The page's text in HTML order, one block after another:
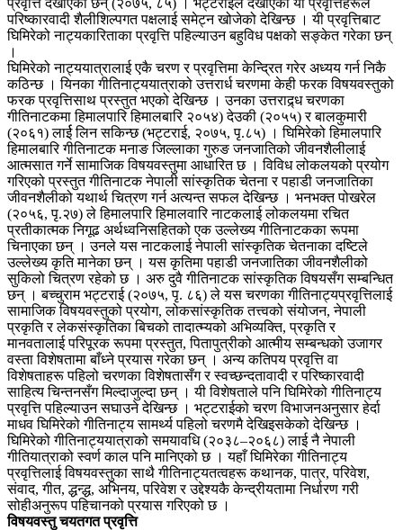
परिष्कारवादी शैलीशिल्पगत पक्षलाई समेट्न खोजेको देखिन्छ । यी प्रवृत्तिबाट
घिमिरेको नाट्यकारिताका प्रवृत्ति पहिल्याउन बहुविध पक्षको सङ्केत गरेका छन्
।
घिमिरेको नाट्ययात्रालाई एकै चरण र प्रवृत्तिमा केन्द्रित गरेर अध्यय गर्न निकै
कठिन्छ । यिनका गीतिनाट्ययात्राको उत्तरार्ध चरणमा केही फरक विषयवस्तुको
फरक प्रवृत्तिसाथ प्रस्तुत भएको देखिन्छ । उनका उत्तराद्र्ध चरणका
गीतिनाटकमा हिमालपारि हिमालबारि २०५४) देउकी (२०५५) र बालकुमारी
(२०६१) लार्ई लिन सकिन्छ (भट्टराई, २०७५, पृ.८५) । घिमिरेको हिमालपारि
हिमालबारि गीतिनाटक मनाङ जिल्लाका गुरुङ जनजातिको जीवनशैलीलाई
आत्मसात गर्ने सामाजिक विषयवस्तुमा आधारित छ । विविध लोकलयको प्रयोग
गरिएको प्रस्तुत गीतिनाटक नेपाली सांस्कृतिक चेतना र पहाडी जनजातिका
जीवनशैलीको यथार्थ चित्रण गर्न अत्यन्त सफल देखिन्छ । भनभक्त पोखरेल
(२०५६, पृ.२७) ले हिमालपारि हिमालवारि नाटकलाई लोकलयमा रचित
प्रतीकात्मक निगूढ अर्थध्वनिसहितको एक उल्लेख्य गीतिनाटकका रूपमा
चिनाएका छन् । उनले यस नाटकलाई नेपाली सांस्कृतिक चेतनाका दष्टिले
उल्लेख्य कृति मानेका छन् । यस कृतिमा पहाडी जनजातिका जीवनशैलीको
सुकिलो चित्रण रहेको छ । अरु दुवै गीतिनाटक सांस्कृतिक विषयसँग सम्बन्धित
छन् । बच्चुराम भट्टराई (२०७५, पृ. ८६) ले यस चरणका गीतिनाट्यप्रवृत्तिलाई
सामाजिक विषयवस्तुको प्रयोग, लोकसांस्कृतिक तत्त्वको संयोजन, नेपाली
प्रकृति र लेकसंस्कृतिका बिचको तादात्म्यको अभिव्यक्ति, प्रकृति र
मानवतालाई परिपूरक रूपमा प्रस्तुत, पितापुत्रीको आत्मीय सम्बन्धको उजागर
वस्ता विशेषतामा बाँध्ने प्रयास गरेका छन् । अन्य कतिपय प्रवृत्ति वा
विशेषताहरू पहिलो चरणका विशेषतासँग र स्वच्छन्दतावादी र परिष्कारवादी
साहित्य चिन्तनसँग मिल्दाजुल्दा छन् । यी विशेषताले पनि घिमिरेको गीतिनाट्य
प्रवृत्ति पहिल्याउन सघाउने देखिन्छ । भट्टराईको चरण विभाजनअनुसार हेर्दा
माधव घिमिरेको गीतिनाट्य सामर्थ्य पहिलो चरणमै देखिइसकेको देखिन्छ ।
घिमिरेको गीतिनाट्ययात्राको समयावधि (२०३८–२०६८) लाई नै नेपाली
गीतियात्राको स्वर्ण काल पनि मानिएको छ । यहाँ घिमिरेका गीतिनाट्य
प्रवृत्तिलाई विषयवस्तुका साथै गीतिनाट्यतत्वहरू कथानक, पात्र, परिवेश,
संवाद, गीत, द्धन्द्ध, अभिनय, परिवेश र उद्देश्यकै केन्द्रीयतामा निर्धारण गरी
सोहीअनुरूप पहिचानको प्रयास गरिएको छ ।
विषयवस्तु चयतगत प्रवृत्ति